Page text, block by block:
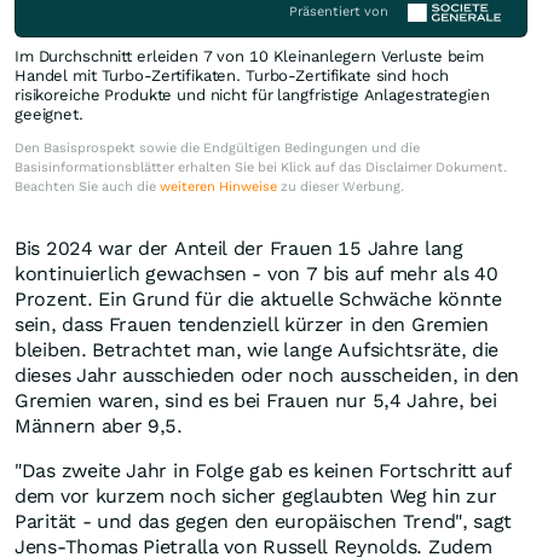
Präsentiert von
Im Durchschnitt erleiden 7 von 10 Kleinanlegern Verluste beim
Handel mit Turbo-Zertifikaten. Turbo-Zertifikate sind hoch
risikoreiche Produkte und nicht für langfristige Anlagestrategien
geeignet.
Den Basisprospekt sowie die Endgültigen Bedingungen und die
Basisinformationsblätter erhalten Sie bei Klick auf das Disclaimer Dokument.
Beachten Sie auch die weiteren Hinweise zu dieser Werbung.
Bis 2024 war der Anteil der Frauen 15 Jahre lang
kontinuierlich gewachsen - von 7 bis auf mehr als 40
Prozent. Ein Grund für die aktuelle Schwäche könnte
sein, dass Frauen tendenziell kürzer in den Gremien
bleiben. Betrachtet man, wie lange Aufsichtsräte, die
dieses Jahr ausschieden oder noch ausscheiden, in den
Gremien waren, sind es bei Frauen nur 5,4 Jahre, bei
Männern aber 9,5.
"Das zweite Jahr in Folge gab es keinen Fortschritt auf
dem vor kurzem noch sicher geglaubten Weg hin zur
Parität - und das gegen den europäischen Trend", sagt
Jens-Thomas Pietralla von Russell Reynolds. Zudem